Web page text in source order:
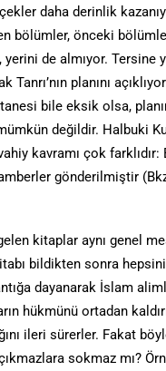
daha derinlik
bölümler, önceki
yerini de almıyor. Tersine
Tanrı’nın planını
bile eksik olsa,
değildir. Halbuki
kavramı çok
gönderilmiştir
kitaplar aynı genel
bildikten sonra
dayanarak İslam
hükmünü ortadan
ileri sürerler. Fakat
sokmaz mı?